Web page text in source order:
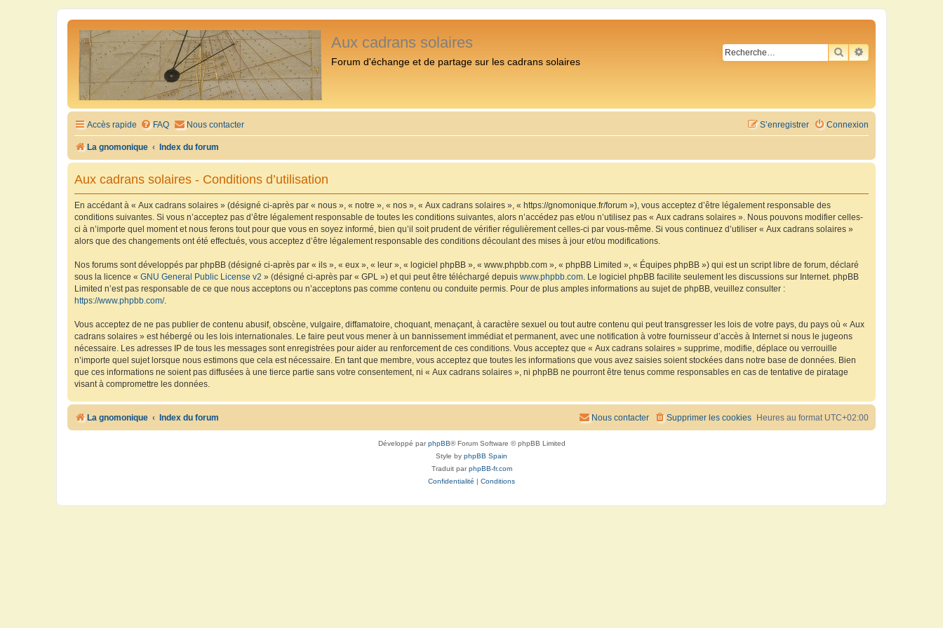
Aux cadrans solaires
Forum d'échange et de partage sur les cadrans solaires
RECHERCHER
RECHERCHE
Accès rapide FAQ Nous contacter Connexion
S’enregistrer
La gnomonique Index du forum
Aux cadrans solaires - Conditions d’utilisation
En accédant à « Aux cadrans solaires » (désigné ci-après par « nous », « notre », « nos », « Aux cadrans solaires », « https://gnomonique.fr/forum »), vous acceptez d’être légalement responsable des
conditions suivantes. Si vous n’acceptez pas d’être légalement responsable de toutes les conditions suivantes, alors n’accédez pas et/ou n’utilisez pas « Aux cadrans solaires ». Nous pouvons modifier celles-
ci à n’importe quel moment et nous ferons tout pour que vous en soyez informé, bien qu’il soit prudent de vérifier régulièrement celles-ci par vous-même. Si vous continuez d’utiliser « Aux cadrans solaires »
alors que des changements ont été effectués, vous acceptez d’être légalement responsable des conditions découlant des mises à jour et/ou modifications.
Nos forums sont développés par phpBB (désigné ci-après par « ils », « eux », « leur », « logiciel phpBB », « www.phpbb.com », « phpBB Limited », « Équipes phpBB ») qui est un script libre de forum, déclaré
sous la licence « GNU General Public License v2 » (désigné ci-après par « GPL ») et qui peut être téléchargé depuis www.phpbb.com. Le logiciel phpBB facilite seulement les discussions sur Internet. phpBB
Limited n’est pas responsable de ce que nous acceptons ou n’acceptons pas comme contenu ou conduite permis. Pour de plus amples informations au sujet de phpBB, veuillez consulter :
https://www.phpbb.com/.
Vous acceptez de ne pas publier de contenu abusif, obscène, vulgaire, diffamatoire, choquant, menaçant, à caractère sexuel ou tout autre contenu qui peut transgresser les lois de votre pays, du pays où « Aux
cadrans solaires » est hébergé ou les lois internationales. Le faire peut vous mener à un bannissement immédiat et permanent, avec une notification à votre fournisseur d’accès à Internet si nous le jugeons
nécessaire. Les adresses IP de tous les messages sont enregistrées pour aider au renforcement de ces conditions. Vous acceptez que « Aux cadrans solaires » supprime, modifie, déplace ou verrouille
n’importe quel sujet lorsque nous estimons que cela est nécessaire. En tant que membre, vous acceptez que toutes les informations que vous avez saisies soient stockées dans notre base de données. Bien
que ces informations ne soient pas diffusées à une tierce partie sans votre consentement, ni « Aux cadrans solaires », ni phpBB ne pourront être tenus comme responsables en cas de tentative de piratage
visant à compromettre les données.
La gnomonique Index du forum Heures au format UTC+02:00
Supprimer les cookies
Nous contacter
Développé parphpBB® Forum Software © phpBB Limited
Style by phpBB Spain
Traduit parphpBB-fr.com
Confidentialité
Conditions